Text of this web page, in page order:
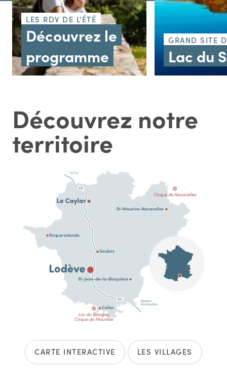
LES RDV DE L'ÉTÉ
Découvrez le
programme
GRAND SITE
Lac du
Découvrez notre
territoire
CARTE INTERACTIVE LES VILLAGES